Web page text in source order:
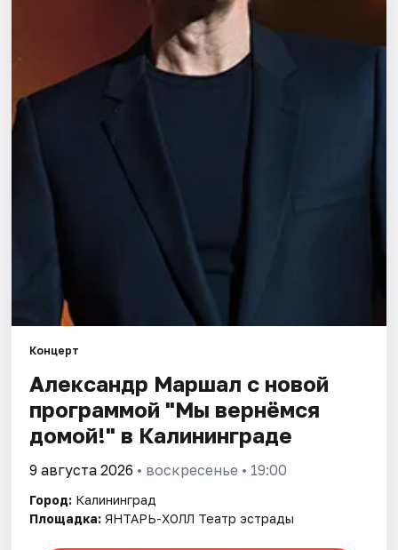
Артисты
Концерт
Александр Маршал с новой
программой "Мы вернёмся
домой!" в Калининграде
9 августа 2026 • воскресенье • 19:00
Город: Калининград
Площадка: ЯНТАРЬ-ХОЛЛ Театр эстрады